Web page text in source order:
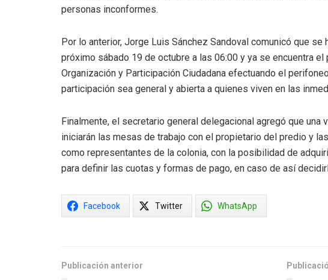
personas inconformes.
Por lo anterior, Jorge Luis Sánchez Sandoval comunicó que se
próximo sábado 19 de octubre a las 06:00 y ya se encuentra el
Organización y Participación Ciudadana efectuando el
participación sea general y abierta a quienes viven en las
Finalmente, el secretario general delegacional agregó que una
iniciarán las mesas de trabajo con el propietario del predio y
como representantes de la colonia, con la posibilidad de
para definir las cuotas y formas de pago, en caso de así
Facebook Twitter WhatsApp
Publicación anterior